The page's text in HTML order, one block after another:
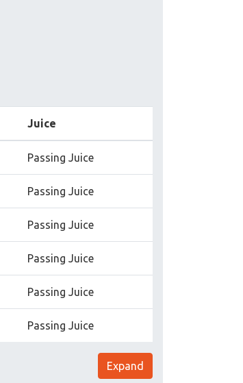
Juice
Passing Juice
Passing Juice
Passing Juice
Passing Juice
Passing Juice
Passing Juice
Expand